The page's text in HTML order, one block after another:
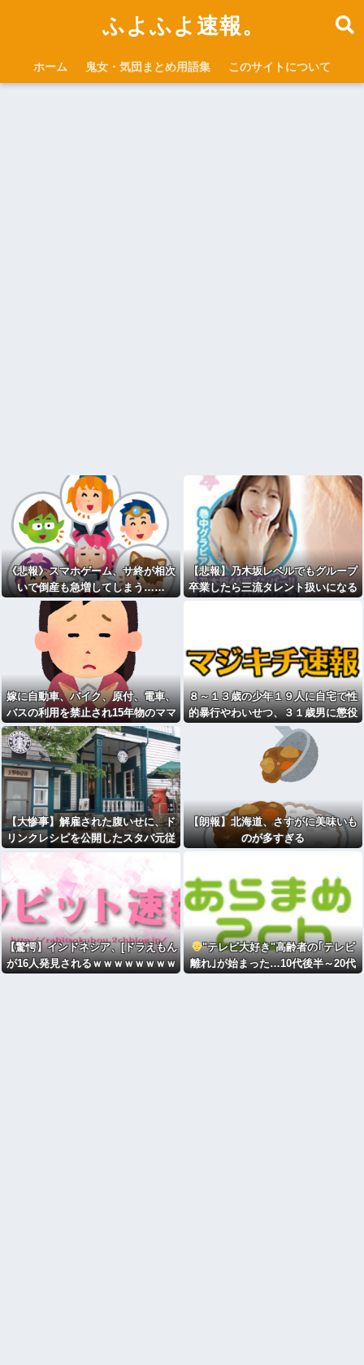
ふよふよ速報。
ホーム 鬼女・気団まとめ用語集 このサイトについて
《悲報》スマホゲーム、サ終が相次
いで倒産も急増してしまう……
【悲報】乃木坂レベルでもグループ
卒業したら三流タレント扱いになる
嫁に自動車、バイク、原付、電車、
バスの利用を禁止され15年物のママ
チャリで毎日片道2時間15分かけて
通勤してる俺氏、離婚したい
８～１３歳の少年１９人に自宅で性
的暴行やわいせつ、３１歳男に懲役
１５年
【大惨事】解雇された腹いせに、ド
リンクレシピを公開したスタバ元従
業員 「ゴミ扱いするからこうなる
ｗｗｗｗｗｗ」⇒！
【朗報】北海道、さすがに美味いも
のが多すぎる
【驚愕】インドネシア、[ドラえもん
が16人発見されるｗｗｗｗｗｗｗｗ
"テレビ大好き"高齢者の｢テレビ
離れ｣が始まった…10代後半～20代